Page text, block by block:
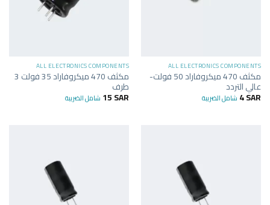
ALL ELECTRONICS COMPONENTS
مكثف 470 ميكروفاراد 50 فولت-
عالي التردد
4SAR شامل الضريبة
ALL ELECTRONICS COMPONENTS
مكثف 470 ميكروفاراد 35 فولت 3
طرف
15SAR شامل الضريبة